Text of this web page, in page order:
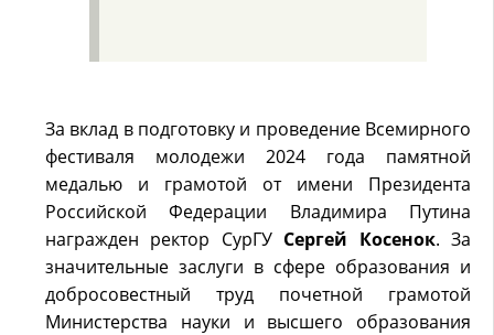
За вклад в подготовку и проведение Всемирного
фестиваля молодежи 2024 года памятной
медалью и грамотой от имени Президента
Российской Федерации Владимира Путина
награжден ректор СурГУ Сергей Косенок. За
значительные заслуги в сфере образования и
добросовестный труд почетной грамотой
Министерства науки и высшего образования